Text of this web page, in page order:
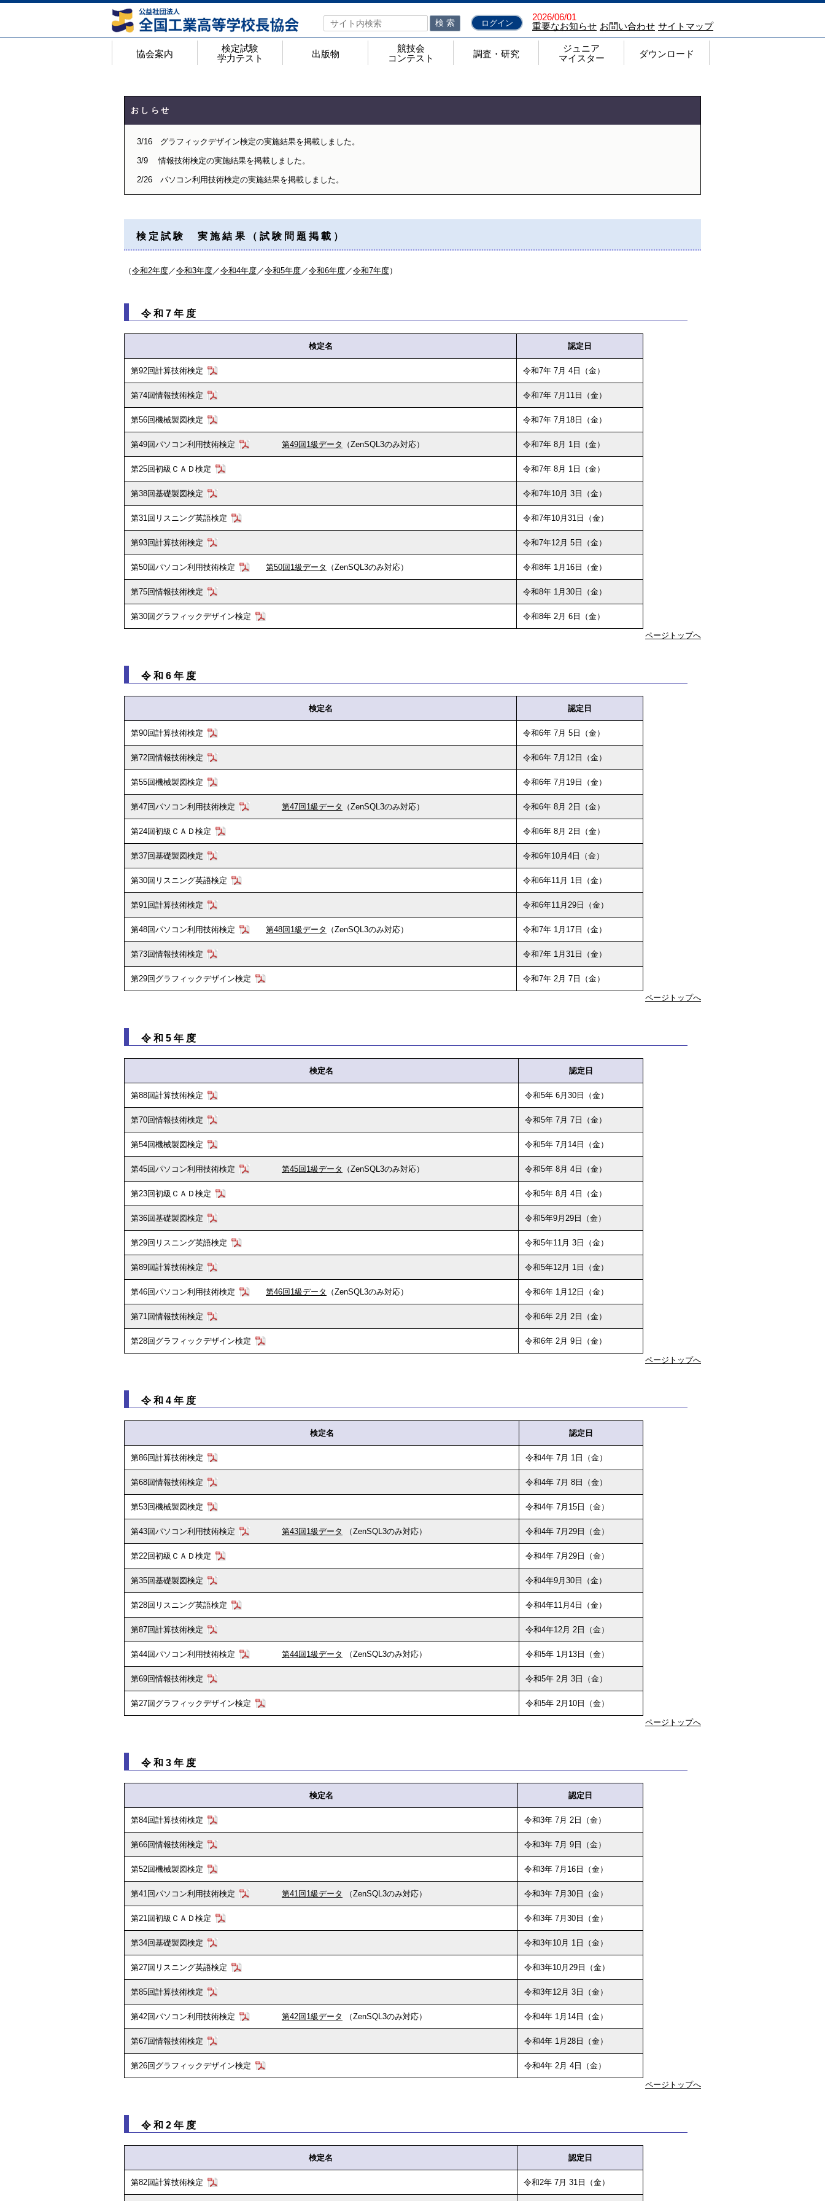
検 索 サイトマップ
お問い合わせ
2026/06/01
重要なお知らせ
ログイン
協会案内
検定試験
学力テスト
出版物
競技会
コンテスト
調査・研究
ジュニア
マイスター
ダウンロード
おしらせ
3/16 グラフィックデザイン検定の実施結果を掲載しました。
3/9 情報技術検定の実施結果を掲載しました。
2/26 パソコン利用技術検定の実施結果を掲載しました。
検定試験 実施結果（試験問題掲載）
（令和2年度／令和3年度／令和4年度／令和5年度／令和6年度／令和7年度）
令和7年度
検定名 認定日
第92回計算技術検定 令和7年 7月 4日（金）
第74回情報技術検定 令和7年 7月11日（金）
第56回機械製図検定 令和7年 7月18日（金）
第49回パソコン利用技術検定 第49回1級データ （ZenSQL3のみ対応） 令和7年 8月 1日（金）
第25回初級ＣＡＤ検定 令和7年 8月 1日（金）
第38回基礎製図検定 令和7年10月 3日（金）
第31回リスニング英語検定 令和7年10月31日（金）
第93回計算技術検定 令和7年12月 5日（金）
第50回パソコン利用技術検定 第50回1級データ （ZenSQL3のみ対応） 令和8年 1月16日（金）
第75回情報技術検定 令和8年 1月30日（金）
第30回グラフィックデザイン検定 令和8年 2月 6日（金）
ページトップへ
令和6年度
検定名 認定日
第90回計算技術検定 令和6年 7月 5日（金）
第72回情報技術検定 令和6年 7月12日（金）
第55回機械製図検定 令和6年 7月19日（金）
第47回パソコン利用技術検定 第47回1級データ （ZenSQL3のみ対応） 令和6年 8月 2日（金）
第24回初級ＣＡＤ検定 令和6年 8月 2日（金）
第37回基礎製図検定 令和6年10月4日（金）
第30回リスニング英語検定 令和6年11月 1日（金）
第91回計算技術検定 令和6年11月29日（金）
第48回パソコン利用技術検定 第48回1級データ （ZenSQL3のみ対応） 令和7年 1月17日（金）
第73回情報技術検定 令和7年 1月31日（金）
第29回グラフィックデザイン検定 令和7年 2月 7日（金）
ページトップへ
令和5年度
検定名 認定日
第88回計算技術検定 令和5年 6月30日（金）
第70回情報技術検定 令和5年 7月 7日（金）
第54回機械製図検定 令和5年 7月14日（金）
第45回パソコン利用技術検定 第45回1級データ （ZenSQL3のみ対応） 令和5年 8月 4日（金）
第23回初級ＣＡＤ検定 令和5年 8月 4日（金）
第36回基礎製図検定 令和5年9月29日（金）
第29回リスニング英語検定 令和5年11月 3日（金）
第89回計算技術検定 令和5年12月 1日（金）
第46回パソコン利用技術検定 第46回1級データ （ZenSQL3のみ対応） 令和6年 1月12日（金）
第71回情報技術検定 令和6年 2月 2日（金）
第28回グラフィックデザイン検定 令和6年 2月 9日（金）
ページトップへ
令和4年度
検定名 認定日
第86回計算技術検定 令和4年 7月 1日（金）
第68回情報技術検定 令和4年 7月 8日（金）
第53回機械製図検定 令和4年 7月15日（金）
第43回パソコン利用技術検定 第43回1級データ （ZenSQL3のみ対応） 令和4年 7月29日（金）
第22回初級ＣＡＤ検定 令和4年 7月29日（金）
第35回基礎製図検定 令和4年9月30日（金）
第28回リスニング英語検定 令和4年11月4日（金）
第87回計算技術検定 令和4年12月 2日（金）
第44回パソコン利用技術検定 第44回1級データ （ZenSQL3のみ対応） 令和5年 1月13日（金）
第69回情報技術検定 令和5年 2月 3日（金）
第27回グラフィックデザイン検定 令和5年 2月10日（金）
ページトップへ
令和3年度
検定名 認定日
第84回計算技術検定 令和3年 7月 2日（金）
第66回情報技術検定 令和3年 7月 9日（金）
第52回機械製図検定 令和3年 7月16日（金）
第41回パソコン利用技術検定 第41回1級データ （ZenSQL3のみ対応） 令和3年 7月30日（金）
第21回初級ＣＡＤ検定 令和3年 7月30日（金）
第34回基礎製図検定 令和3年10月 1日（金）
第27回リスニング英語検定 令和3年10月29日（金）
第85回計算技術検定 令和3年12月 3日（金）
第42回パソコン利用技術検定 第42回1級データ （ZenSQL3のみ対応） 令和4年 1月14日（金）
第67回情報技術検定 令和4年 1月28日（金）
第26回グラフィックデザイン検定 令和4年 2月 4日（金）
ページトップへ
令和2年度
検定名 認定日
第82回計算技術検定 令和2年 7月 31日（金）